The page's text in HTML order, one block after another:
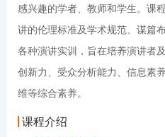
感兴趣的学者、教师和学生。课
讲的伦理标准及学术规范、谋篇
各种演讲实训，旨在培养演讲者
创新力、受众分析能力、信息素
维等综合素养。
课程介绍